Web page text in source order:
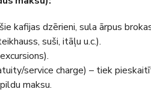
kafijas dzērieni, sula ārpus
suši, itāļu u.c.).
service charge) – tiek
maksu.